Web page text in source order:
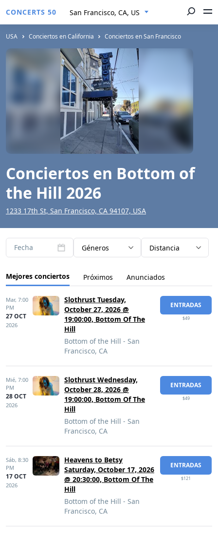
CONCERTS 50 San Francisco, CA, US
USA Conciertos en California Conciertos en San Francisco
Conciertos en Bottom of
the Hill 2026
1233 17th St, San Francisco, CA 94107, USA
Fecha Géneros Distancia
Mejores conciertos Próximos Anunciados
Mar, 7:00
PM
27 OCT
2026
Slothrust Tuesday,
October 27, 2026 @
19:00:00, Bottom Of The
Hill
Bottom of the Hill - San
Francisco, CA
ENTRADAS
$49
Mié, 7:00
PM
28 OCT
2026
Slothrust Wednesday,
October 28, 2026 @
19:00:00, Bottom Of The
Hill
Bottom of the Hill - San
Francisco, CA
ENTRADAS
$49
Sáb, 8:30
PM
17 OCT
2026
Heavens to Betsy
Saturday, October 17, 2026
@ 20:30:00, Bottom Of The
Hill
Bottom of the Hill - San
Francisco, CA
ENTRADAS
$121